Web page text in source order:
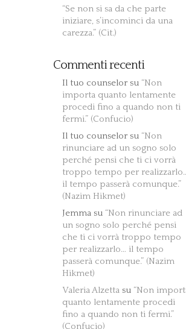
“Se non si sa da che parte
iniziare, s’incominci da una
carezza.” (Cit.)
Commenti recenti
Il tuo counselor su “Non
importa quanto lentamente
procedi fino a quando non ti
fermi.” (Confucio)
Il tuo counselor su “Non
rinunciare ad un sogno solo
perché pensi che ti ci vorrà
troppo tempo per
il tempo passerà comunque.”
(Nazim Hikmet)
Jemma su “Non rinunciare ad
un sogno solo perché pensi
che ti ci vorrà troppo tempo
per realizzarlo… il tempo
passerà comunque.” (Nazim
Hikmet)
Valeria Alzetta su “Non
quanto lentamente procedi
fino a quando non ti fermi.”
(Confucio)